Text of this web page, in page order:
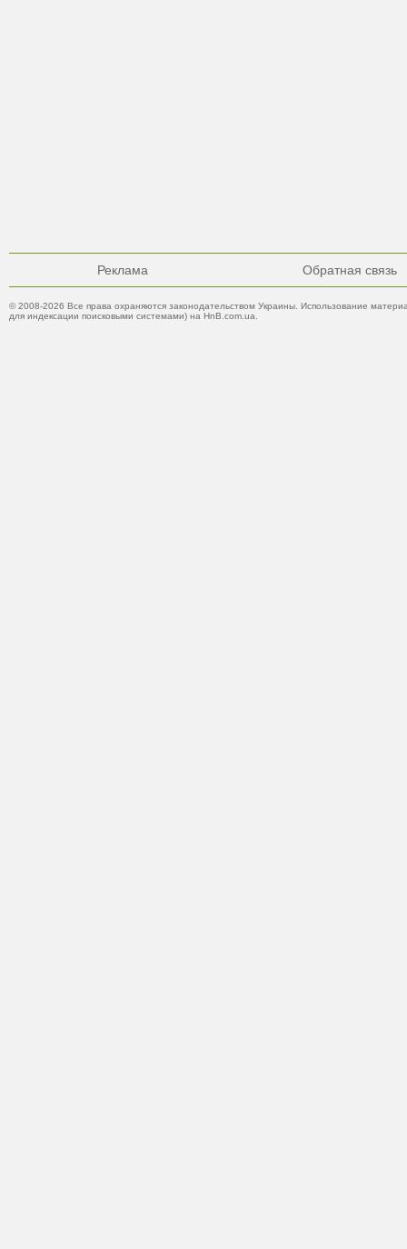
Реклама Обратная связь
© 2008-2026 Все права охраняются законодательством Украины. Использование
для индексации поисковыми системами) на HnB.com.ua.